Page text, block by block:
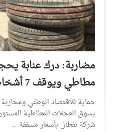
مطاطي ويوقف 7 أشخاص مشتبه فيهم
حماية للاقتصاد الوطني
بسوق العجلات المطاطية
شركة نفطال بأسعار مسقفة…